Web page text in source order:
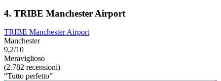
4. TRIBE Manchester Airport
TRIBE Manchester Airport
Manchester
9,2/10
Meraviglioso
(2.782 recensioni)
“Tutto perfetto”